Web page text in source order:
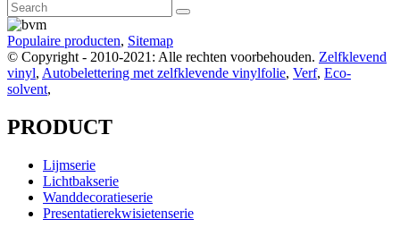
Populaire producten, Sitemap
© Copyright - 2010-2021: Alle rechten voorbehouden. Zelfklevend
vinyl, Autobelettering met zelfklevende vinylfolie, Verf, Eco-
solvent,
PRODUCT
Lijmserie
Lichtbakserie
Wanddecoratieserie
Presentatierekwisietenserie